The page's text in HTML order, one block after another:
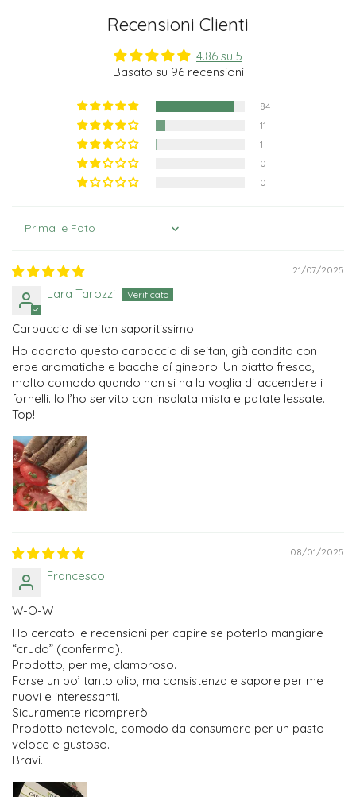
Recensioni Clienti
4.86 su 5
Basato su 96 recensioni
84
11
1
0
0
Sort by
21/07/2025
Lara Tarozzi
Carpaccio di seitan saporitissimo!
Ho adorato questo carpaccio di seitan, già condito con
erbe aromatiche e bacche dí ginepro. Un piatto fresco,
molto comodo quando non si ha la voglia di accendere i
fornelli. Io l’ho servito con insalata mista e patate lessate.
Top!
08/01/2025
Francesco
W-O-W
Ho cercato le recensioni per capire se poterlo mangiare
“crudo” (confermo).
Prodotto, per me, clamoroso.
Forse un po’ tanto olio, ma consistenza e sapore per me
nuovi e interessanti.
Sicuramente ricomprerò.
Prodotto notevole, comodo da consumare per un pasto
veloce e gustoso.
Bravi.